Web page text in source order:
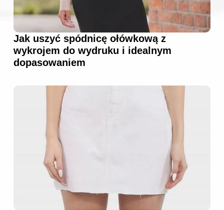
Jak uszyć spódnicę ołówkową z
wykrojem do wydruku i idealnym
dopasowaniem